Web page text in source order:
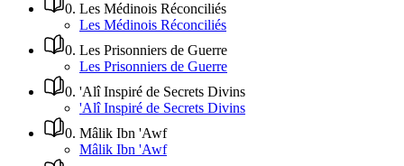
0. Les Médinois Réconciliés
Les Médinois Réconciliés
0. Les Prisonniers de Guerre
Les Prisonniers de Guerre
0. 'Alî Inspiré de Secrets Divins
'Alî Inspiré de Secrets Divins
0. Mâlik Ibn 'Awf
Mâlik Ibn 'Awf